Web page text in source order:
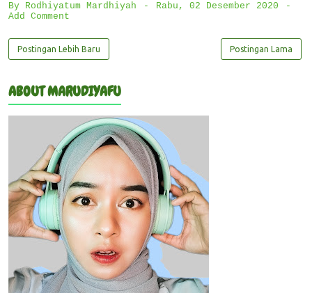
By Rodhiyatum Mardhiyah
Rabu, 02 Desember 2020
Add Comment
Postingan Lebih Baru Postingan Lama
ABOUT MARUDIYAFU